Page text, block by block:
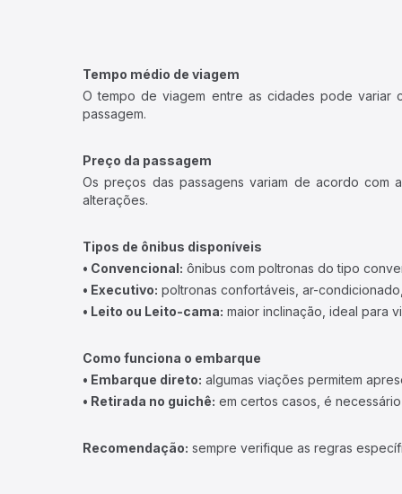
Tempo médio de viagem
O tempo de viagem entre as cidades pode variar
passagem.
Preço da passagem
Os preços das passagens variam de acordo com
alterações.
Tipos de ônibus disponíveis
• Convencional: ônibus com poltronas do tipo
• Executivo: poltronas confortáveis, ar-
• Leito ou Leito-cama: maior inclinação, ideal para
Como funciona o embarque
• Embarque direto: algumas viações permitem
• Retirada no guichê: em certos casos, é
Recomendação: sempre verifique as regras